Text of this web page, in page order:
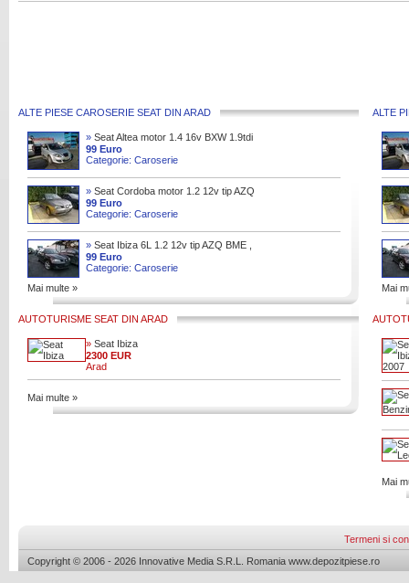
ALTE PIESE CAROSERIE SEAT DIN ARAD
» Seat Altea motor 1.4 16v BXW 1.9tdi
BLS 2.0tdi BMM
99 Euro
Categorie: Caroserie
» Seat Cordoba motor 1.2 12v tip AZQ
, BXV , 1.4 16v tip BBY , BKY , BUD ,
1.4tdi tip AMF , BNM , 1.9t
99 Euro
Categorie: Caroserie
» Seat Ibiza 6L 1.2 12v tip AZQ BME ,
BXV , 1.4 16v tip BBY , BKY , BUD
99 Euro
Categorie: Caroserie
Mai multe »
ALTE
Mai
AUTOTURISME SEAT DIN ARAD
» Seat Ibiza
2300 EUR
Arad
Mai multe »
Mai
Termeni si
Copyright © 2006 - 2026 Innovative Media S.R.L. Romania www.depozitpiese.ro